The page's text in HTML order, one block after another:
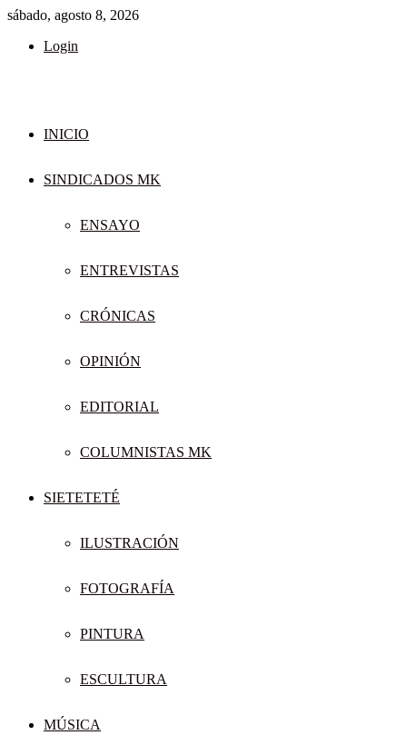
sábado, agosto 8, 2026
Login
INICIO
SINDICADOS MK
ENSAYO
ENTREVISTAS
CRÓNICAS
OPINIÓN
EDITORIAL
COLUMNISTAS MK
SIETETETÉ
ILUSTRACIÓN
FOTOGRAFÍA
PINTURA
ESCULTURA
MÚSICA